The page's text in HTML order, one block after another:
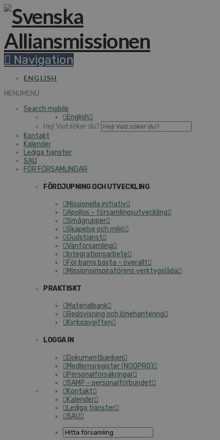
Navigation
ENGLISH
MENUMENU
Search mobile
English
Hej! Vad söker du?
Kontakt
Kalender
Lediga tjänster
SAU
FÖR FÖRSAMLINGAR
FÖRDJUPNING OCH UTVECKLING
Missionella initiativ
Apollos – församlingsutveckling
Smågrupper
Skapelse och miljö
Gudstjänst
Vänförsamling
Integrationsarbete
För barns bästa – överallt
Missionsinspiratörens verktygslåda
PRAKTISKT
Materialbank
Redovisning och lönehantering
Kyrkoavgiften
LOGGA IN
Dokumentbanken
Medlemsregister (NGOPRO)
Personalförsäkringar
SAMP – personalförbundet
Kontakt
Kalender
Lediga tjänster
SAU